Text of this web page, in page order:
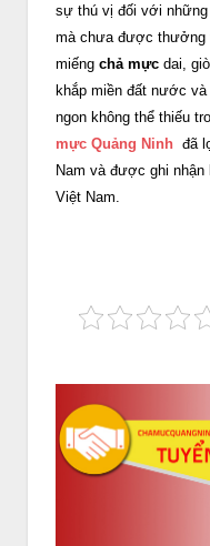
sự thú vị đối với
mà chưa được thưởng
miếng chả mực dai,
khắp miền đất nước
ngon không thể thiếu
mực Quảng Ninh đã
Nam và được ghi nhận
Việt Nam.